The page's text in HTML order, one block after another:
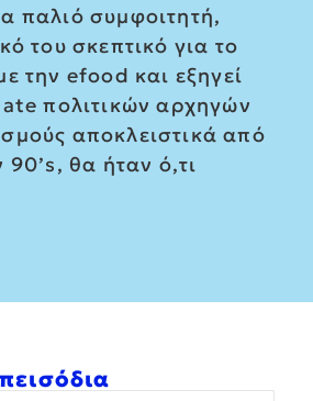
παλιό συμφοιτητή,
του σκεπτικό για το
την efood και εξηγεί
πολιτικών αρχηγών
αποκλειστικά από
90’s, θα ήταν ό,τι